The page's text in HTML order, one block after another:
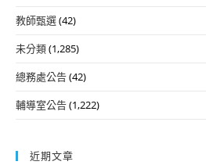
教師甄選(42)
未分類(1,285)
總務處公告(42)
輔導室公告(1,222)
近期文章